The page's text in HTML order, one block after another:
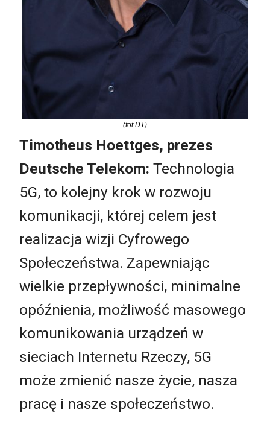
(fot.DT)
Timotheus Hoettges, prezes
Deutsche Telekom: Technologia
5G, to kolejny krok w rozwoju
komunikacji, której celem jest
realizacja wizji Cyfrowego
Społeczeństwa. Zapewniając
wielkie przepływności, minimalne
opóźnienia, możliwość masowego
komunikowania urządzeń w
sieciach Internetu Rzeczy, 5G
może zmienić nasze życie, nasza
pracę i nasze społeczeństwo.